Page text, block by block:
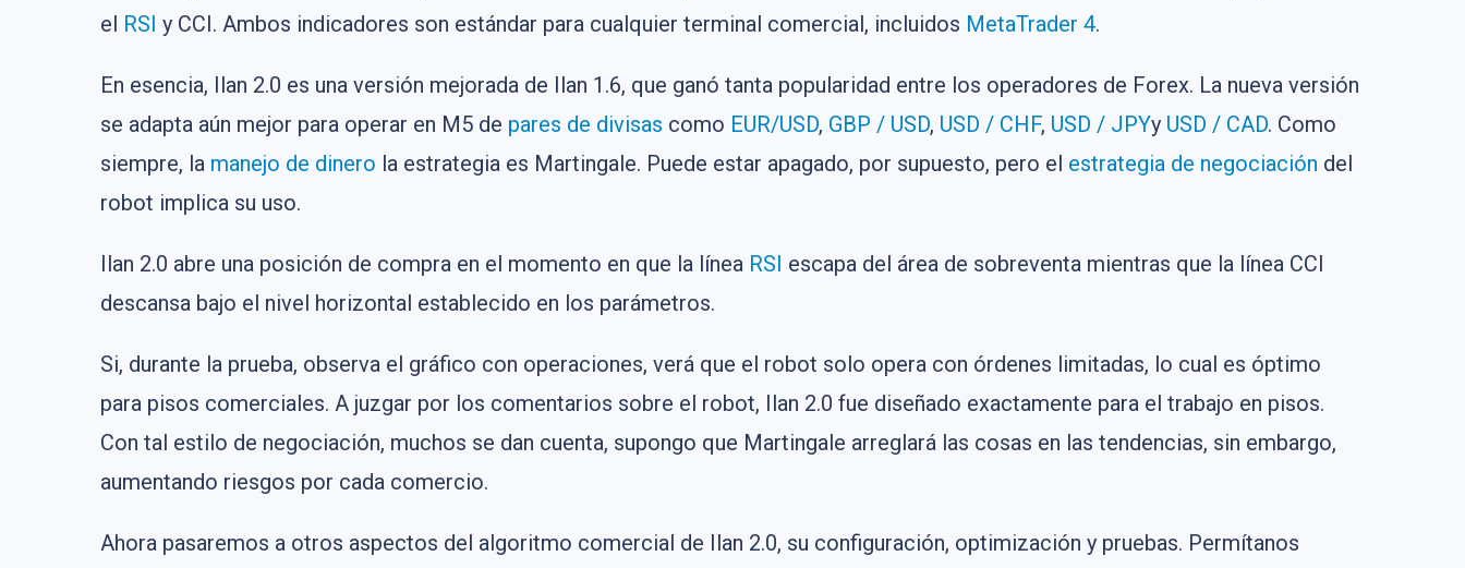
el RSI y CCI. Ambos indicadores son estándar para cualquier terminal comercial, incluidos MetaTrader 4.
En esencia, Ilan 2.0 es una versión mejorada de Ilan 1.6, que ganó tanta popularidad entre los operadores de Forex. La nueva versión
se adapta aún mejor para operar en M5 de pares de divisas como EUR/USD, GBP / USD, USD / CHF, USD / JPYy USD / CAD. Como
siempre, la manejo de dinero la estrategia es Martingale. Puede estar apagado, por supuesto, pero el estrategia de negociación del
robot implica su uso.
Ilan 2.0 abre una posición de compra en el momento en que la línea RSI escapa del área de sobreventa mientras que la línea CCI
descansa bajo el nivel horizontal establecido en los parámetros.
Si, durante la prueba, observa el gráfico con operaciones, verá que el robot solo opera con órdenes limitadas, lo cual es óptimo
para pisos comerciales. A juzgar por los comentarios sobre el robot, Ilan 2.0 fue diseñado exactamente para el trabajo en pisos.
Con tal estilo de negociación, muchos se dan cuenta, supongo que Martingale arreglará las cosas en las tendencias, sin embargo,
aumentando riesgos por cada comercio.
Ahora pasaremos a otros aspectos del algoritmo comercial de Ilan 2.0, su configuración, optimización y pruebas. Permítanos